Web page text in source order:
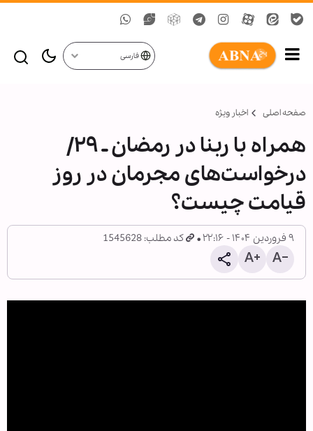
فارسی
صفحه اصلی اخبار ویژه
همراه با ربنا در رمضان ـ ۲۹/
درخواست‌های مجرمان در روز
قیامت چیست؟
۹ فروردین ۱۴۰۴ - ۲۲:۱۶ کد مطلب: 1545628